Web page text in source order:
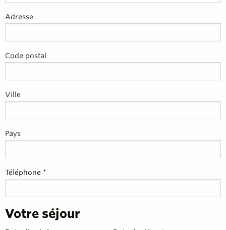
Adresse
Code postal
Ville
Pays
Téléphone *
Votre séjour